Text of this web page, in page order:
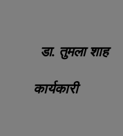
डा. तुमला शाह